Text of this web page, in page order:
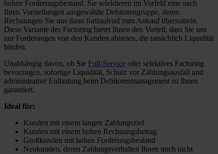
hohen Forderungsbestand. Sie selektieren im Vorfeld eine nach
Ihren Vorstellungen ausgewählte Debitorengruppe, deren
Rechnungen Sie uns dann fortlaufend zum Ankauf übermitteln.
Diese Variante des Factoring bietet Ihnen den Vorteil, dass Sie uns
nur Forderungen von den Kunden abtreten, die tatsächlich Liquidität
binden.
Unabhängig davon, ob Sie Full-Service oder selektives Factoring
bevorzugen, sofortige Liquidität, Schutz vor Zahlungsausfall und
administrative Entlastung beim Debitorenmanagement ist Ihnen
garantiert.
Ideal für:
Kunden mit einem langen Zahlungsziel
Kunden mit einem hohen Rechnungsbetrag
Großkunden mit hohen Forderungsbestand
Neukunden, deren Zahlungsverhalten Ihnen noch nicht